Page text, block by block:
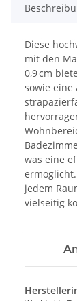
Diese
mit den
0,9 cm
sowie eine
was eine
jedem
vielseitig